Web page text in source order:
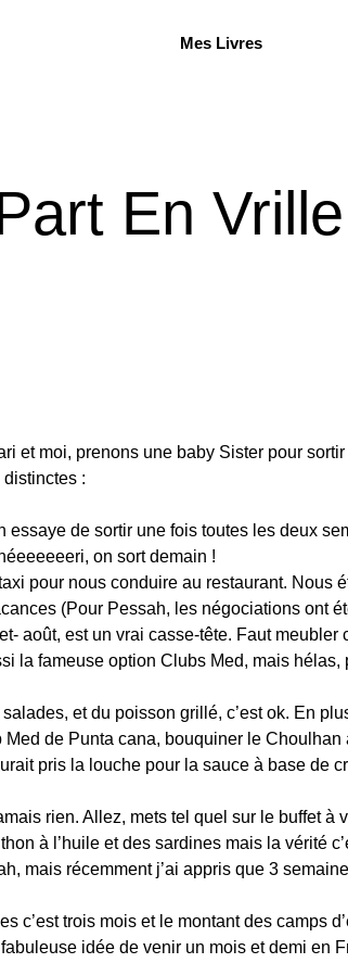
Mes Livres
En
et moi, prenons une baby Sister pour
:
de sortir une fois toutes les deux
on sort demain !
pour nous conduire au restaurant. Nous
(Pour Pessah, les négociations ont
août, est un vrai casse-tête. Faut meubler
la fameuse option Clubs Med, mais hélas,
et du poisson grillé, c’est ok. En
de Punta cana, bouquiner le
pris la louche pour la sauce à base de
rien. Allez, mets tel quel sur le buffet à
à l’huile et des sardines mais la vérité
mais récemment j’ai appris que 3
c’est trois mois et le montant des camps
idée de venir un mois et demi en